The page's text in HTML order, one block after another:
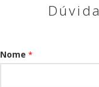
Nome *